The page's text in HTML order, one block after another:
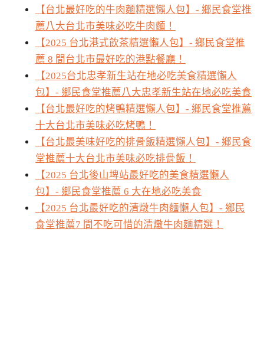
【台北最好吃的牛肉麵精選懶人包】- 鄉民食堂推
薦八大台北市美味必吃牛肉麵！
【2025 台北港式飲茶精選懶人包】- 鄉民食堂推
薦 8 間台北市最好吃的港點餐廳！
【2025台北忠孝新生站在地必吃美食精選懶人
包】- 鄉民食堂推薦八大忠孝新生站在地必吃美食
【台北最好吃的烤鴨精選懶人包】- 鄉民食堂推薦
十大台北市美味必吃烤鴨！
【台北最美味好吃的排骨飯精選懶人包】- 鄉民食
堂推薦十大台北市美味必吃排骨飯！
【2025 台北後山埤站最好吃的美食精選懶人
包】- 鄉民食堂推薦 6 大在地必吃美食
【2025 台北最好吃的清燉牛肉麵懶人包】- 鄉民
食堂推薦7 間不吃可惜的清燉牛肉麵精選！